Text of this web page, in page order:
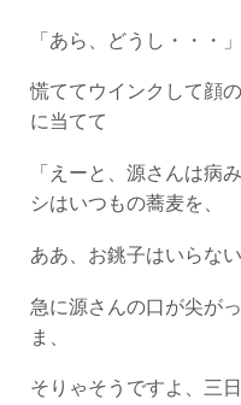
「あら、どうし・・・」
慌ててウインクして顔
に当てて
「えーと、源さんは
シはいつもの蕎麦を、
ああ、お銚子はいらない
急に源さんの口が尖が
ま、
そりゃそうですよ、三